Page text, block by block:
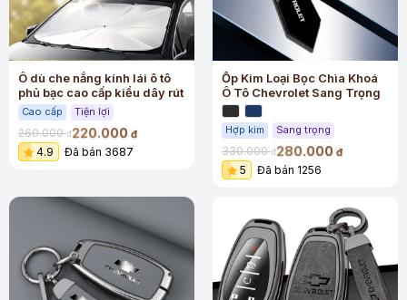
Ô dù che nắng kính lái ô tô
phủ bạc cao cấp kiểu dây rút
Cao cấp Tiện lợi
260.000đ220.000 đ
4.9 Đã bán 3687
Ốp Kim Loại Bọc Chìa Khoá
Ô Tô Chevrolet Sang Trọng
Hợp kim Sang trọng
330.000đ280.000 đ
5 Đã bán 1256